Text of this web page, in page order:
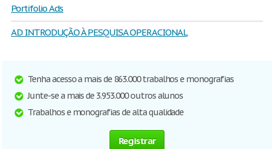
Portifolio Ads
AD INTRODUÇÃO À PESQUISA OPERACIONAL
Tenha acesso a mais de 863.000 trabalhos e monografias
Junte-se a mais de 3.953.000 outros alunos
Trabalhos e monografias de alta qualidade
Registrar